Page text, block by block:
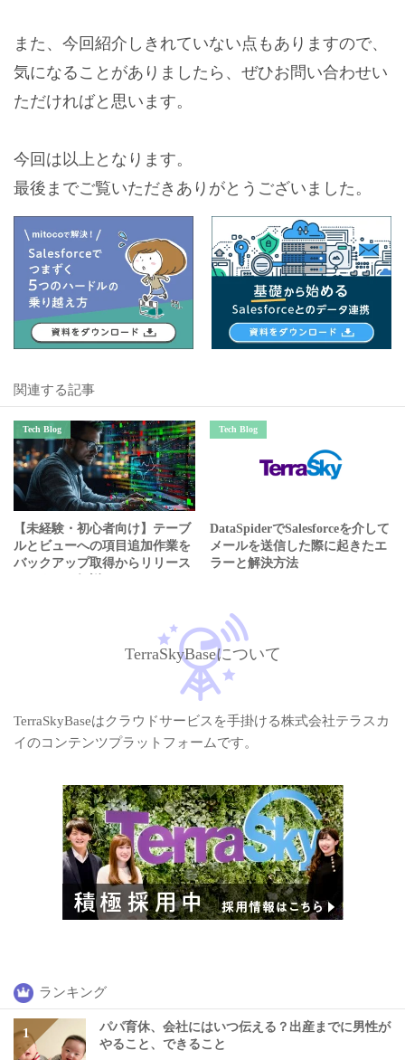
また、今回紹介しきれていない点もありますので、
気になることがありましたら、ぜひお問い合わせい
ただければと思います。
今回は以上となります。
最後までご覧いただきありがとうございました。
関連する記事
Tech Blog
【未経験・初心者向け】テーブ
ルとビューへの項目追加作業を
バックアップ取得からリリース
Tech Blog
DataSpiderでSalesforceを介して
メールを送信した際に起きたエ
ラーと解決方法
TerraSkyBaseについて
TerraSkyBaseはクラウドサービスを手掛ける株式会社テラスカ
イのコンテンツプラットフォームです。
ランキング
パパ育休、会社にはいつ伝える？出産までに男性が
やること、できること